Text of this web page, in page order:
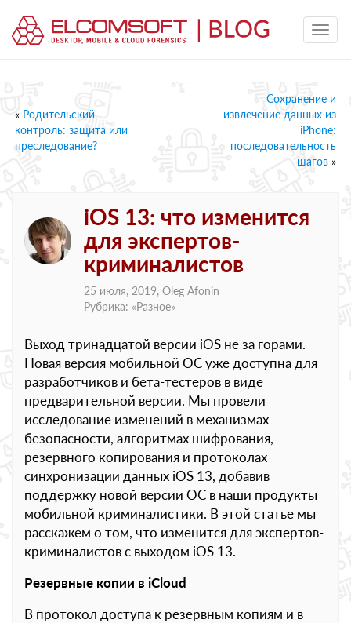
« Родительский
контроль: защита или
преследование?
Сохранение и
извлечение данных из
iPhone:
последовательность
шагов »
iOS 13: что изменится
для экспертов-
криминалистов
25 июля, 2019, Oleg Afonin
Рубрика: «Разное»
Выход тринадцатой версии iOS не за горами.
Новая версия мобильной ОС уже доступна для
разработчиков и бета-тестеров в виде
предварительной версии. Мы провели
исследование изменений в механизмах
безопасности, алгоритмах шифрования,
резервного копирования и протоколах
синхронизации данных iOS 13, добавив
поддержку новой версии ОС в наши продукты
мобильной криминалистики. В этой статье мы
расскажем о том, что изменится для экспертов-
криминалистов с выходом iOS 13.
Резервные копии в iCloud
В протокол доступа к резервным копиям и в